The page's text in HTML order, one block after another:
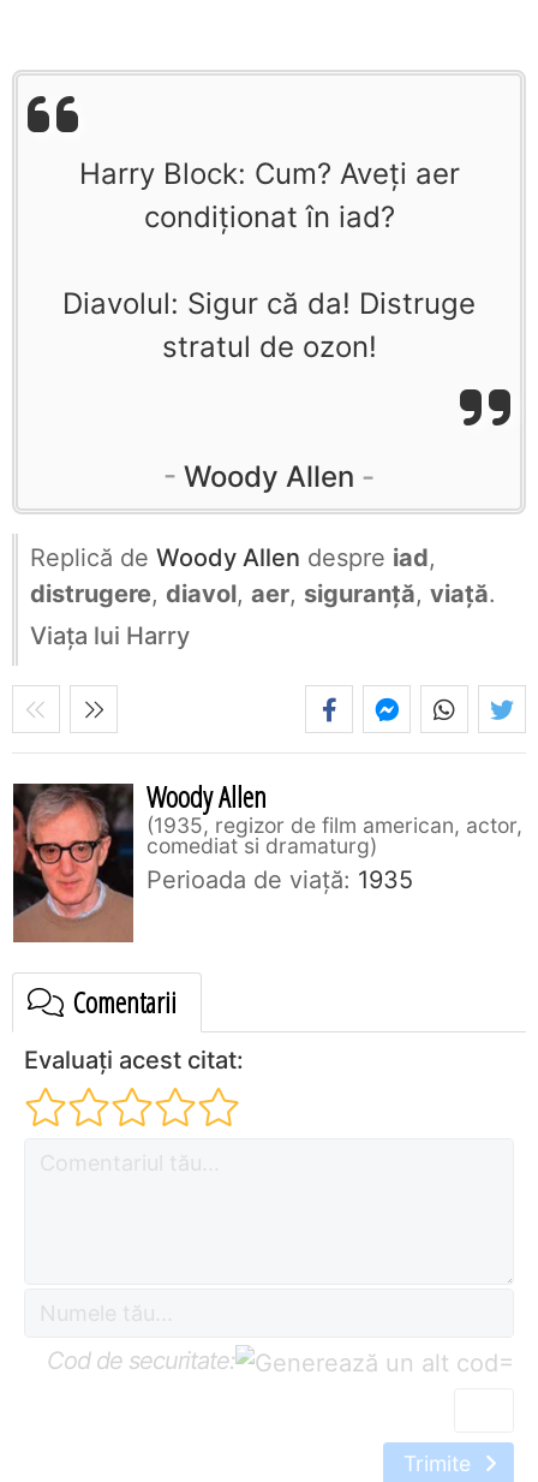
Harry Block: Cum? Aveţi aer
condiţionat în iad?
Diavolul: Sigur că da! Distruge
stratul de ozon!
Woody Allen
Replică de Woody Allen despre iad,
distrugere, diavol, aer, siguranță, viață.
Viaţa lui Harry
Woody Allen
1935, regizor de film american, actor,
comediat si dramaturg
Perioada de viaţă: 1935
Comentarii
Evaluați acest citat:
Cod de securitate: =
Trimite